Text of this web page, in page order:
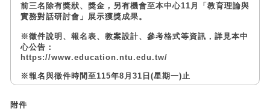
前三名除有獎狀、獎金，另有機會至本中心11月「教育理論與
實務對話研討會」展示獲獎成果。
※徵件說明、報名表、教案設計、參考格式等資訊，詳見本中
心公告：
https://www.education.ntu.edu.tw/
※報名與徵件時間至115年8月31日(星期一)止
附件